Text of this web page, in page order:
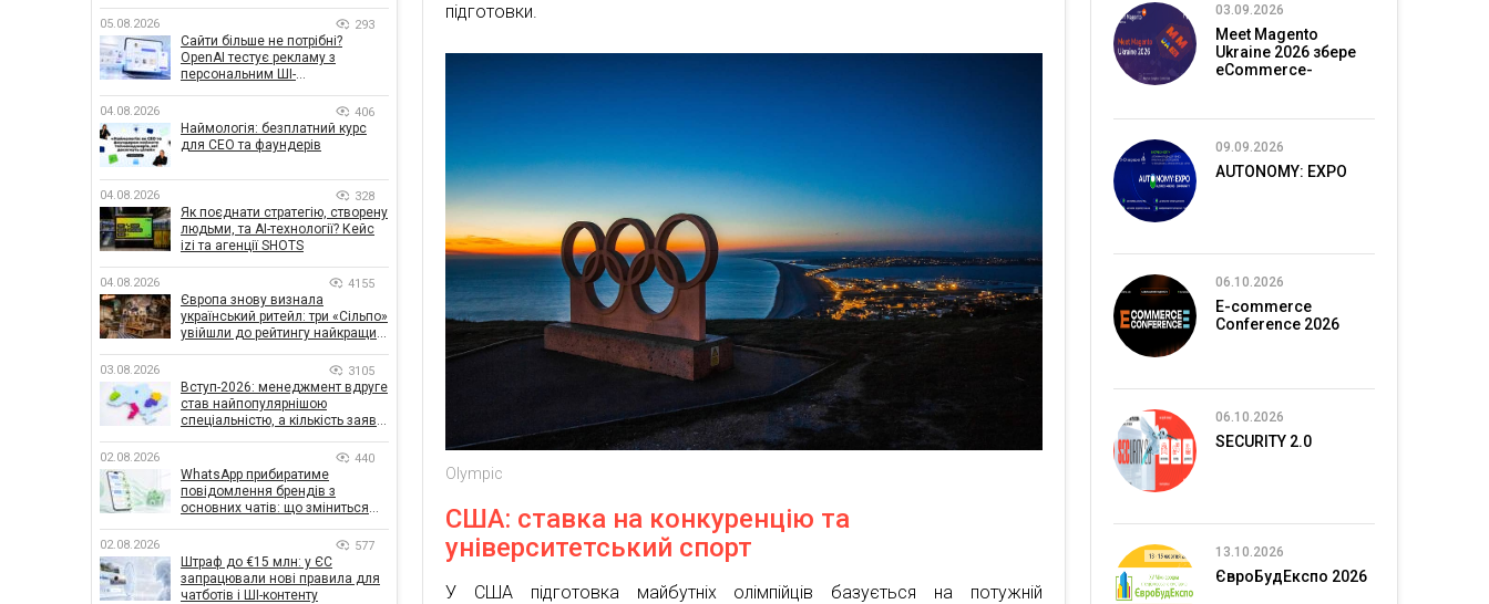
підготовки.
Olympic
США: ставка на конкуренцію та
університетський спорт
У США підготовка майбутніх олімпійців базується на потужній
05.08.2026 293
Сайти більше не потрібні?
OpenAI тестує рекламу з
персональним ШІ-
04.08.2026 406
Наймологія: безплатний курс
для CEO та фаундерів
04.08.2026 328
Як поєднати стратегію, створену
людьми, та AI-технології? Кейс
izi та агенції SHOTS
04.08.2026 4155
Європа знову визнала
український ритейл: три «Сільпо»
увійшли до рейтингу найкращих
03.08.2026 3105
Вступ-2026: менеджмент вдруге
став найпопулярнішою
спеціальністю, а кількість заяв
02.08.2026 440
WhatsApp прибиратиме
повідомлення брендів з
основних чатів: що зміниться
02.08.2026 577
Штраф до €15 млн: у ЄС
запрацювали нові правила для
чатботів і ШІ-контенту
03.09.2026
Meet Magento
Ukraine 2026 збере
eCommerce-
09.09.2026
AUTONOMY: EXPO
06.10.2026
E-commerce
Conference 2026
06.10.2026
SECURITY 2.0
13.10.2026
ЄвроБудЕкспо 2026